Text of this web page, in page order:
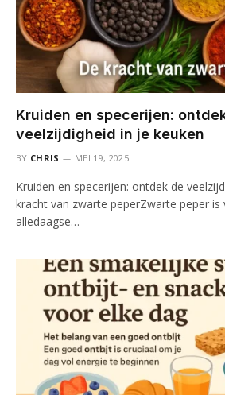
Kruiden en specerijen:
veelzijdigheid in je keuken
BY CHRIS MEI 19, 2025
Kruiden en specerijen: ontdek de
kracht van zwarte peperZwarte peper is
alledaagse…